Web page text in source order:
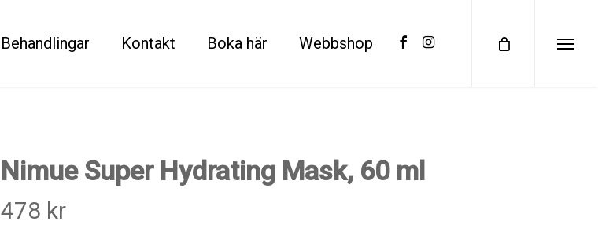
Behandlingar Kontakt Boka här Webbshop facebookinstagram Menu
Nimue Super Hydrating Mask, 60 ml
478 kr